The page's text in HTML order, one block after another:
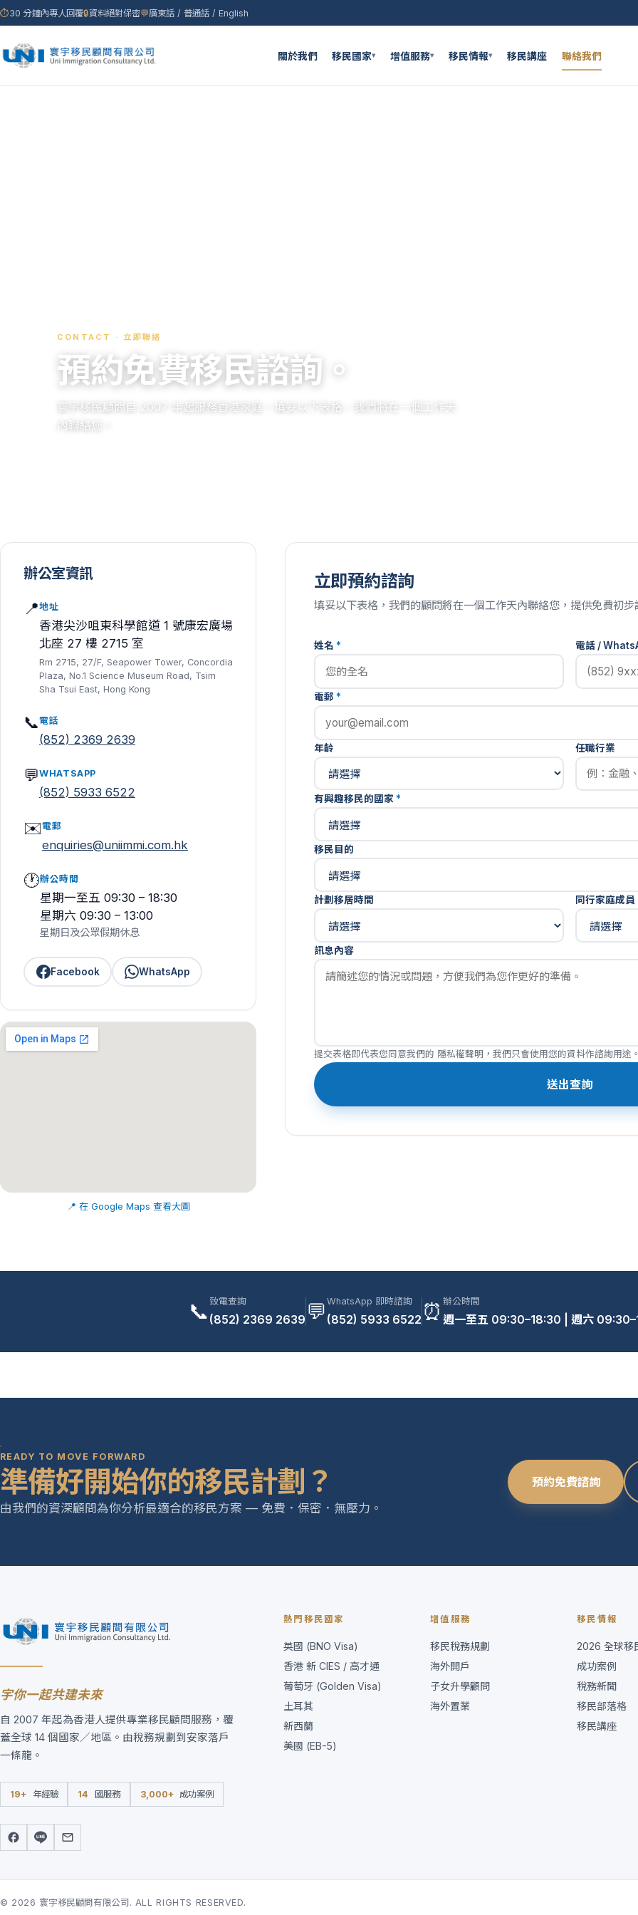
⏱30 分鐘內專人回覆🔒資料絕對保密💬廣東話 / 普通話 / English
關於我們 移民國家▾ 增值服務▾ 移民情報▾ 移民講座 聯絡我們
CONTACT · 立即聯絡
預約免費移民諮詢。
寰宇移民顧問自 2007 年起服務香港家庭。填妥以下表格，我們將在一個工作天
內聯絡您。
辦公室資訊
📍地址
香港尖沙咀東科學館道 1 號康宏廣場
北座 27 樓 2715 室
Rm 2715, 27/F, Seapower Tower, Concordia
Plaza, No.1 Science Museum Road, Tsim
Sha Tsui East, Hong Kong
📞電話
(852) 2369 2639
💬WHATSAPP
(852) 5933 6522
✉️電郵
enquiries@uniimmi.com.hk
🕐辦公時間
星期一至五 09:30 – 18:30
星期六 09:30 – 13:00
星期日及公眾假期休息
Facebook WhatsApp
📍 在 Google Maps 查看大圖
立即預約諮詢
填妥以下表格，我們的顧問將在一個工作天內聯絡您，提供免費初步
姓名 * 電話 /
電郵 *
年齡 任職行業
有興趣移民的國家 *
移民目的
計劃移居時間 同行家庭成員
訊息內容
提交表格即代表您同意我們的 隱私權聲明 ，我們只會使用您的資料作諮詢用途
送出查詢
📞 致電查詢
(852) 2369 2639 💬 WhatsApp 即時諮詢
(852) 5933 6522 ⏰ 辦公時間
週一至五 09:30–18:30 | 週六
READY TO MOVE FORWARD
準備好開始你的移民計劃？
由我們的資深顧問為你分析最適合的移民方案 — 免費．保密．無壓力。
預約免費諮詢
宇你一起共建未來
自 2007 年起為香港人提供專業移民顧問服務，覆
蓋全球 14 個國家／地區。由稅務規劃到安家落戶
一條龍。
19+ 年經驗 14 國服務 3,000+ 成功案例
熱門移民國家
英國 (BNO Visa)
香港 新 CIES / 高才通
葡萄牙 (Golden Visa)
土耳其
新西蘭
美國 (EB-5)
增值服務
移民稅務規劃
海外開戶
子女升學顧問
海外置業
移民情報
2026 全球移
成功案例
稅務新聞
移民部落格
移民講座
© 2026 寰宇移民顧問有限公司. ALL RIGHTS RESERVED.